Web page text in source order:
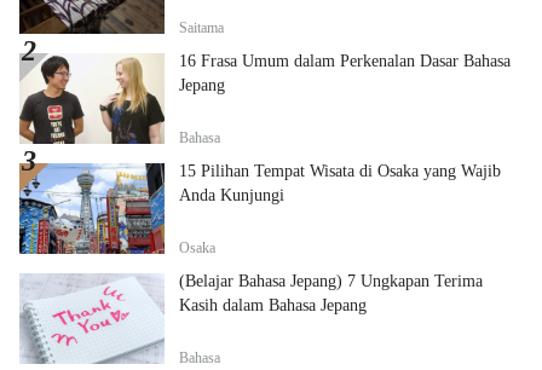
Saitama
16 Frasa Umum dalam Perkenalan Dasar Bahasa
Jepang
Bahasa
15 Pilihan Tempat Wisata di Osaka yang Wajib
Anda Kunjungi
Osaka
(Belajar Bahasa Jepang) 7 Ungkapan Terima
Kasih dalam Bahasa Jepang
Bahasa